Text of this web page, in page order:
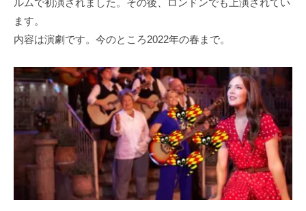
ます。
内容は演劇です。今のところ2022年の春まで。